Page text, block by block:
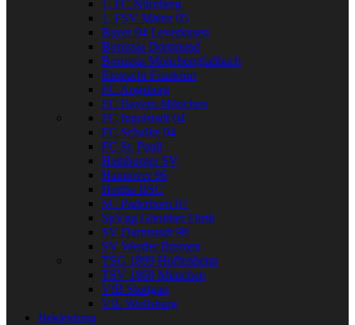
1. FC Nürnberg
1. FSV Mainz 05
Bayer 04 Leverkusen
Borussia Dortmund
Borussia Mönchengladbach
Eintracht Frankfurt
FC Augsburg
FC Bayern München
FC Ingolstadt 04
FC Schalke 04
FC St. Pauli
Hamburger SV
Hannover 96
Hertha BSC
SC Paderborn 07
SpVgg Greuther Fürth
SV Darmstadt 98
SV Werder Bremen
TSG 1899 Hoffenheim
TSV 1860 München
VfB Stuttgart
VfL Wolfsburg
Bekleidung